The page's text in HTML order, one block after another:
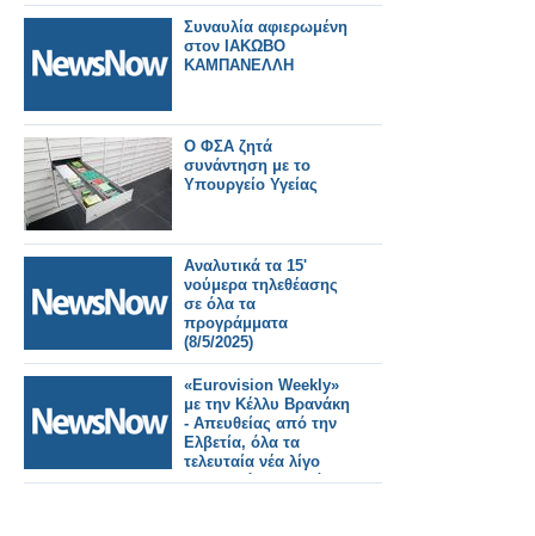
Συναυλία αφιερωμένη
στον ΙΑΚΩΒΟ
ΚΑΜΠΑΝΕΛΛΗ
Ο ΦΣΑ ζητά
συνάντηση με το
Υπουργείο Υγείας
Αναλυτικά τα 15'
νούμερα τηλεθέασης
σε όλα τα
προγράμματα
(8/5/2025)
«Eurovision Weekly»
με την Κέλλυ Βρανάκη
- Απευθείας από την
Ελβετία, όλα τα
τελευταία νέα λίγο
πριν από τον μεγάλο